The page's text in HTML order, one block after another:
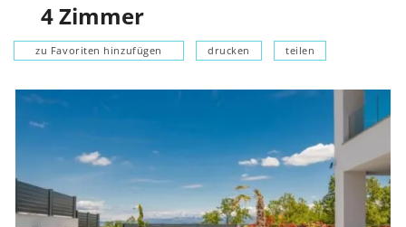
4Zimmer
zu Favoriten hinzufügen drucken teilen